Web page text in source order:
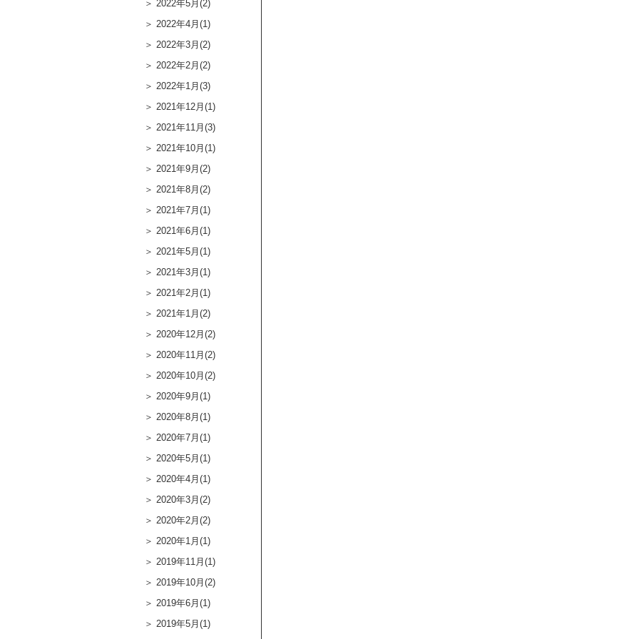
2022年5月(2)
2022年4月(1)
2022年3月(2)
2022年2月(2)
2022年1月(3)
2021年12月(1)
2021年11月(3)
2021年10月(1)
2021年9月(2)
2021年8月(2)
2021年7月(1)
2021年6月(1)
2021年5月(1)
2021年3月(1)
2021年2月(1)
2021年1月(2)
2020年12月(2)
2020年11月(2)
2020年10月(2)
2020年9月(1)
2020年8月(1)
2020年7月(1)
2020年5月(1)
2020年4月(1)
2020年3月(2)
2020年2月(2)
2020年1月(1)
2019年11月(1)
2019年10月(2)
2019年6月(1)
2019年5月(1)